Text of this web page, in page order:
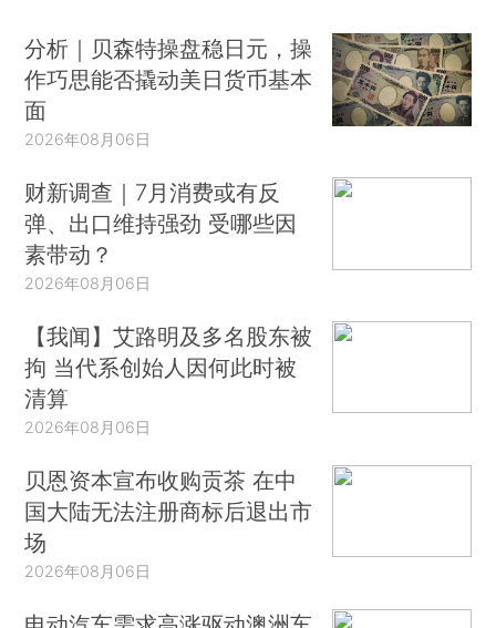
分析｜贝森特操盘稳日元，操
作巧思能否撬动美日货币基本
面
2026年08月06日
财新调查｜7月消费或有反
弹、出口维持强劲 受哪些因
素带动？
2026年08月06日
【我闻】艾路明及多名股东被
拘 当代系创始人因何此时被
清算
2026年08月06日
贝恩资本宣布收购贡茶 在中
国大陆无法注册商标后退出市
场
2026年08月06日